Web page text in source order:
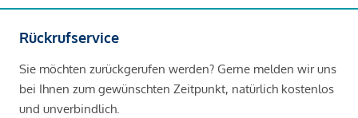
Rückrufservice
Sie möchten zurückgerufen werden? Gerne melden wir uns
bei Ihnen zum gewünschten Zeitpunkt, natürlich kostenlos
und unverbindlich.